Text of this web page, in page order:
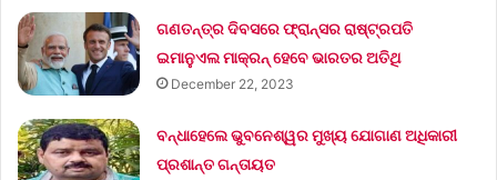
ଗଣତନ୍ତ୍ର ଦିବସରେ ଫ୍ରାନ୍ସର ରାଷ୍ଟ୍ରପତି
ଇମାନୁଏଲ ମାକ୍ରନ୍‌ ହେବେ ଭାରତର ଅତିଥି
December 22, 2023
ବନ୍ଧାହେଲେ ଭୁବନେଶ୍ୱର ମୁଖ୍ୟ ଯୋଗାଣ ଅଧିକାରୀ
ପ୍ରଶାନ୍ତ ଗନ୍ତାୟତ